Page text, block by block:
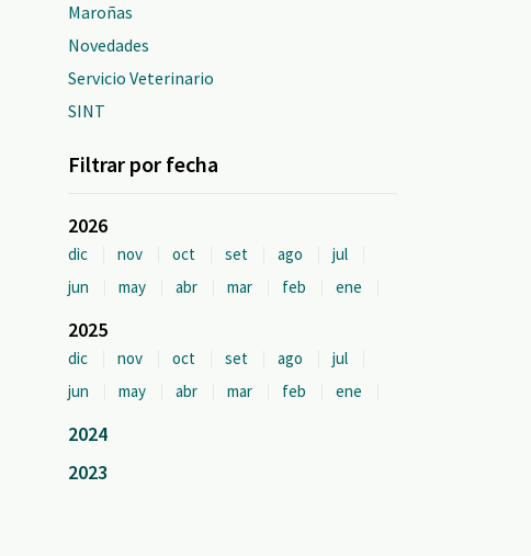
Maroñas
Novedades
Servicio Veterinario
SINT
Filtrar por fecha
2026
dic nov oct set ago
jul
jun
may abr mar feb ene
2025
dic nov oct set ago
jul
jun
may abr mar feb ene
2024
2023